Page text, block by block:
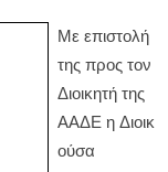
Με επιστολή
της προς τον
Διοικητή της
ΑΑΔΕ η Διοικ
ούσα